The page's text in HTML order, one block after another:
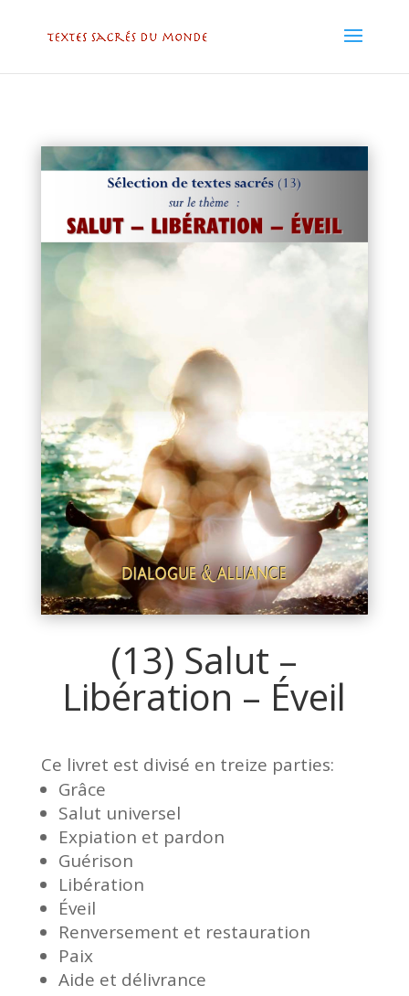
(13) Salut –
Libération – Éveil
Ce livret est divisé en treize parties:
Grâce
Salut universel
Expiation et pardon
Guérison
Libération
Éveil
Renversement et restauration
Paix
Aide et délivrance